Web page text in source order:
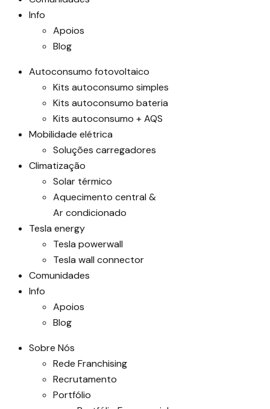
Info
Apoios
Blog
Autoconsumo fotovoltaico
Kits autoconsumo simples
Kits autoconsumo bateria
Kits autoconsumo + AQS
Mobilidade elétrica
Soluções carregadores
Climatização
Solar térmico
Aquecimento central &
Ar condicionado
Tesla energy
Tesla powerwall
Tesla wall connector
Comunidades
Info
Apoios
Blog
Sobre Nós
Rede Franchising
Recrutamento
Portfólio